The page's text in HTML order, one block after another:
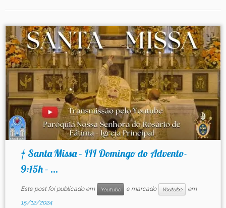
† Santa Missa – III Domingo do Advento-
9:15h – ...
Este post foi publicado em Youtube e marcado Youtube
em
15/12/2024